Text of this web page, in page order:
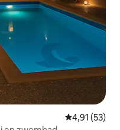
Gemiddelde
4,91 (53)